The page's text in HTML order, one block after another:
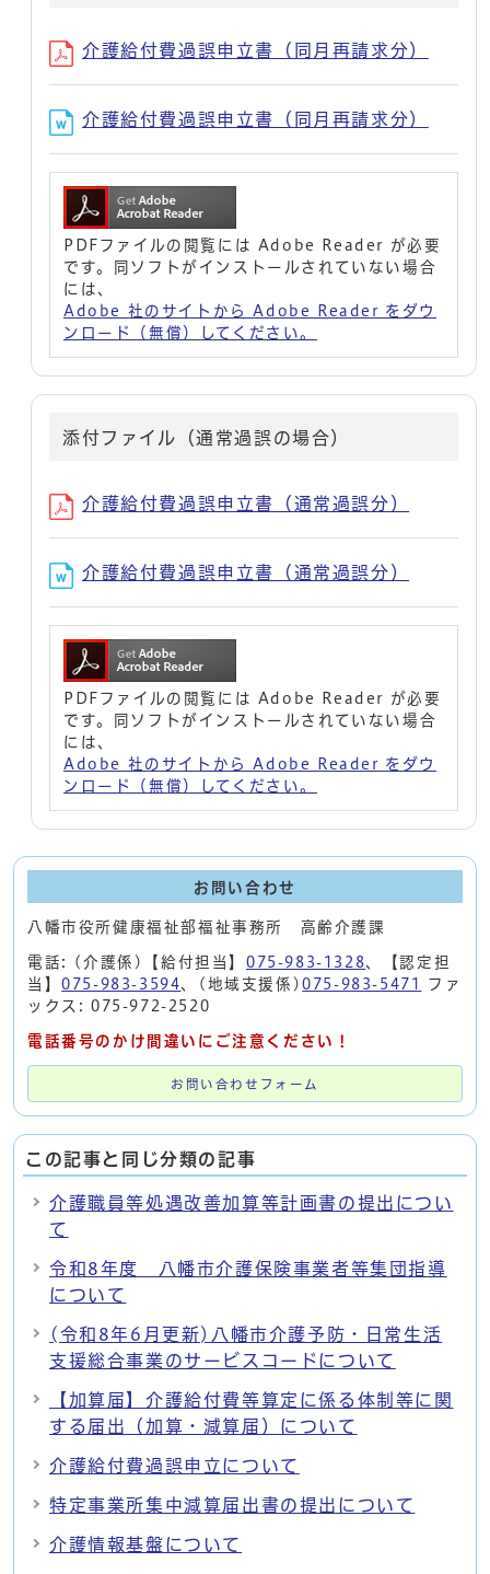
介護給付費過誤申立書（同月再請求分）
介護給付費過誤申立書（同月再請求分）
PDFファイルの閲覧には Adobe Reader が必要
です。同ソフトがインストールされていない場合
には、
Adobe 社のサイトから Adobe Reader をダウ
ンロード（無償）してください。
添付ファイル（通常過誤の場合）
介護給付費過誤申立書（通常過誤分）
介護給付費過誤申立書（通常過誤分）
PDFファイルの閲覧には Adobe Reader が必要
です。同ソフトがインストールされていない場合
には、
Adobe 社のサイトから Adobe Reader をダウ
ンロード（無償）してください。
お問い合わせ
八幡市役所健康福祉部福祉事務所 高齢介護課
電話: (介護係)【給付担当】075-983-1328、【認定担
当】075-983-3594、(地域支援係)075-983-5471
ファ
ックス: 075-972-2520
電話番号のかけ間違いにご注意ください！
お問い合わせフォーム
この記事と同じ分類の記事
介護職員等処遇改善加算等計画書の提出につい
て
令和8年度 八幡市介護保険事業者等集団指導
について
(令和8年6月更新)八幡市介護予防・日常生活
支援総合事業のサービスコードについて
【加算届】介護給付費等算定に係る体制等に関
する届出（加算・減算届）について
介護給付費過誤申立について
特定事業所集中減算届出書の提出について
介護情報基盤について